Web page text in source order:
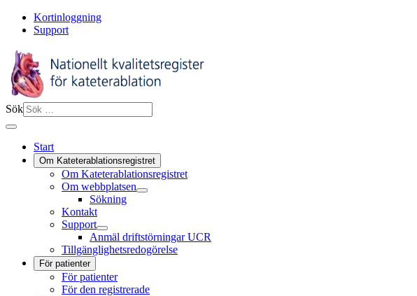
Kortinloggning
Support
Sök
Start
Om Kateterablationsregistret
Om Kateterablationsregistret
Om webbplatsen
Sökning
Kontakt
Support
Anmäl driftstörningar UCR
Tillgänglighetsredogörelse
För patienter
För patienter
För den registrerade